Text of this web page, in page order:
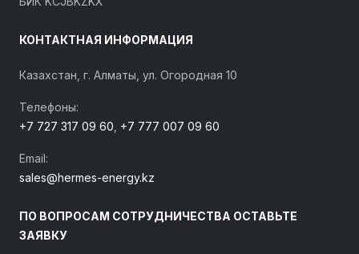
КОНТАКТНАЯ ИНФОРМАЦИЯ
Казахстан, г. Алматы, ул. Огородная 10
Телефоны:
+7 727 317 09 60 +7 777 007 09 60
Email:
sales@hermes-energy.kz
ПО ВОПРОСАМ СОТРУДНИЧЕСТВА ОСТАВЬТЕ
ЗАЯВКУ